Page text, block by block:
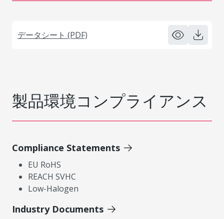
データシート (PDF)
製品環境コンプライアンス
Compliance Statements
EU RoHS
REACH SVHC
Low-Halogen
Industry Documents